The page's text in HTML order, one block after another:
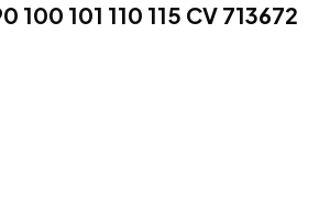
100 101 110 115 CV 713672